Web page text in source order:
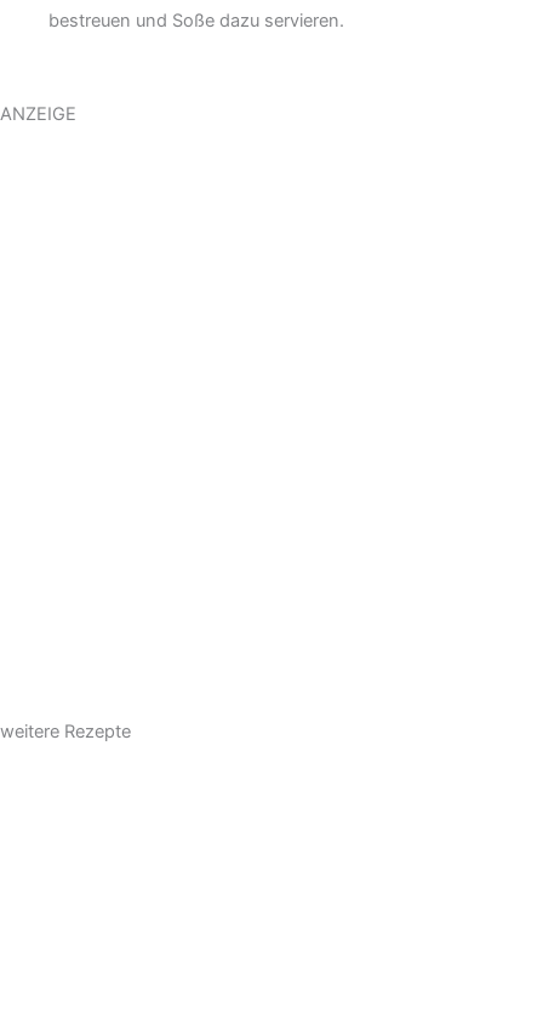
bestreuen und Soße dazu servieren.
ANZEIGE
weitere Rezepte